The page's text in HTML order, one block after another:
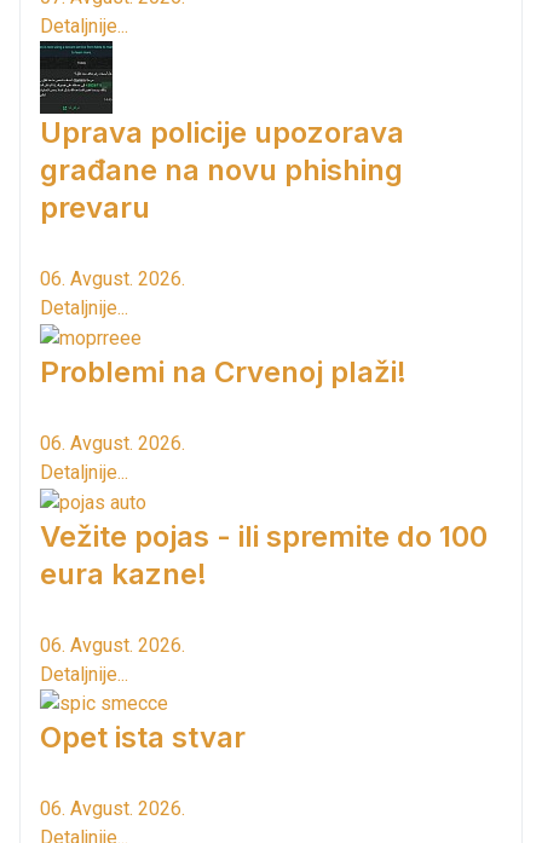
Detaljnije...
Uprava policije upozorava
građane na novu phishing
prevaru
06. Avgust. 2026.
Detaljnije...
Problemi na Crvenoj plaži!
06. Avgust. 2026.
Detaljnije...
Vežite pojas - ili spremite do 100
eura kazne!
06. Avgust. 2026.
Detaljnije...
Opet ista stvar
06. Avgust. 2026.
Detaljnije...